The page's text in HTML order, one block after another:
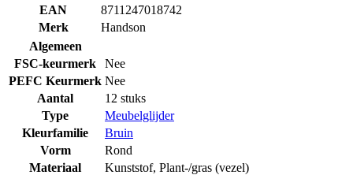
EAN
8711247018742
Merk
Handson
Algemeen
FSC-keurmerk
Nee
PEFC Keurmerk Nee
Aantal
12 stuks
Type
Meubelglijder
Kleurfamilie
Bruin
Vorm
Rond
Materiaal
Kunststof, Plant-/gras (vezel)